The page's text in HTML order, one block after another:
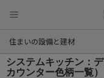
住まいの設備と建材
システムキッチン：
カウンター色柄一覧）